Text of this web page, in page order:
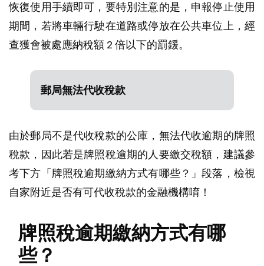
恢復使用手續即可，要特別注意的是，申報停止使用
期間，若將車輛行駛在道路或停放在公共車位上，經
查獲會被處應納稅額 2 倍以下的罰鍰。
郵局無法代收稅款
由於郵局不是代收稅款的公庫，無法代收逾期的牌照
稅款，因此若是牌照稅逾期的人要繳交稅額，建議參
考下方「牌照稅逾期繳納方式有哪些？」段落，檢視
自家附近是否有可代收稅款的金融機構唷！
牌照稅逾期繳納方式有哪
些？